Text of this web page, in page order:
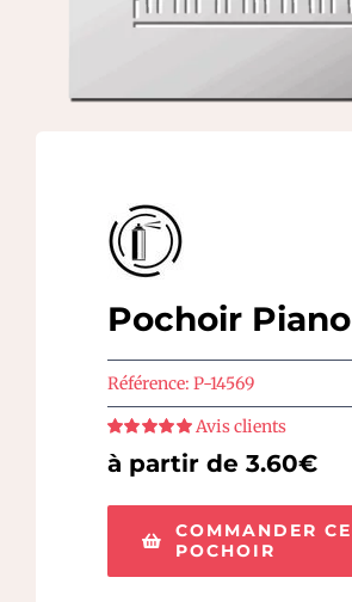
Pochoir Piano
Référence: P-14569
Note sur 5
Avis clients
à partir de 3.60€
COMMANDER CE
POCHOIR